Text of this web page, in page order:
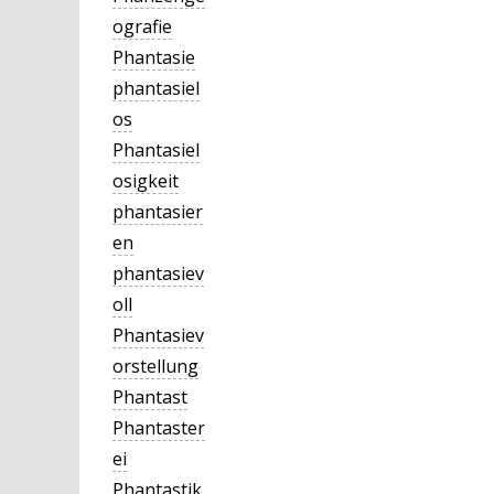
ografie
Phantasie
phantasiel
os
Phantasiel
osigkeit
phantasier
en
phantasiev
oll
Phantasiev
orstellung
Phantast
Phantaster
ei